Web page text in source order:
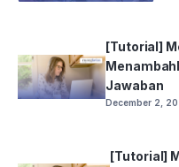
[Tutorial]
Jawaban
December 2,
[Tutorial]